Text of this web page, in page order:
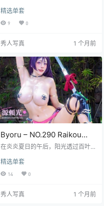
e swimsuit [58P17V-2.74GB]》无
疑是一个无法忽视的存在，它不仅
式梦境，每一帧画面都仿佛带着海
热感，让人忍不住想要伸手去触碰
那透过屏幕散发出的生命力。 当你
打开这2.74GB的高清资源包，首先
映入眼帘的是Byo…
精选单套
9 0
秀人写真 1 个月前
Byoru – NO.290 Raikou
Summer Bikini [55P23V-
在炎炎夏日的午后，阳光透过百叶
慵懒而燥热的氛围，这时候若能拥
有一套高清无码的夏日比基尼写
真，无疑是对心灵最好的慰藉。今
正是来自知名模特 Byoru 的第 290
精选单套
14 0
秀人写真 1 个月前